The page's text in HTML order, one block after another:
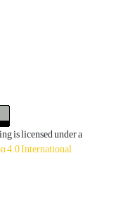
is licensed under a
4.0 International